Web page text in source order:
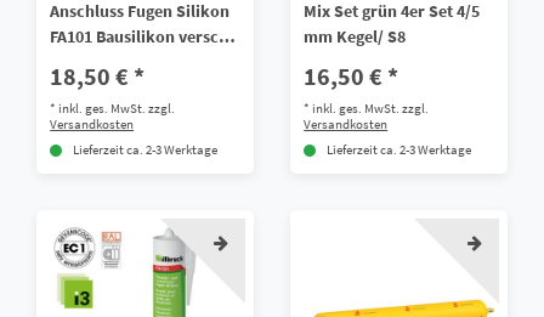
Anschluss Fugen Silikon
FA101 Bausilikon versch.
18,50 € *
*inkl. ges. MwSt. zzgl.
Versandkosten
Lieferzeit ca. 2-3 Werktage
Mix Set grün 4er Set 4/5
mm Kegel/ S8
16,50 € *
*inkl. ges. MwSt. zzgl.
Versandkosten
Lieferzeit ca. 2-3 Werktage